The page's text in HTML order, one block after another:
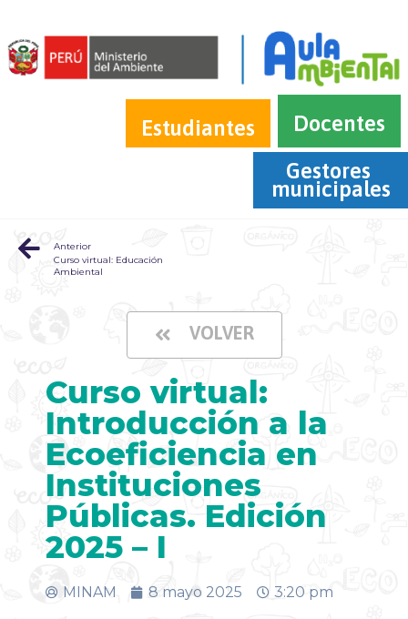
Estudiantes
Docentes
Gestores
municipales
Anterior
Curso virtual: Educación
Ambiental
VOLVER
Curso virtual:
Introducción a la
Ecoeficiencia en
Instituciones
Públicas. Edición
2025 – I
MINAM 8 mayo 2025 3:20 pm